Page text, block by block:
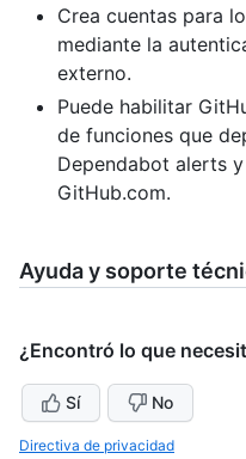
Crea cuentas para
mediante la
externo.
Puede habilitar
de funciones que
Dependabot alerts
GitHub.com.
Ayuda y soporte
¿Encontró lo que
Sí No
Directiva de privacidad